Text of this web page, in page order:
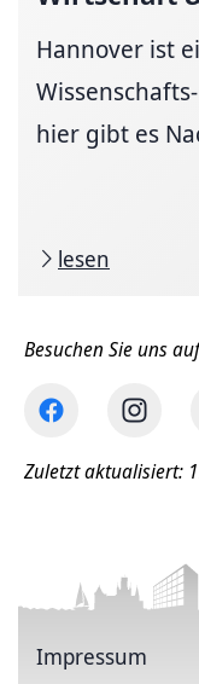
Hannover ist
hier gibt es
lesen
Besuchen Sie uns auf
Zuletzt aktualisiert:
Impressum